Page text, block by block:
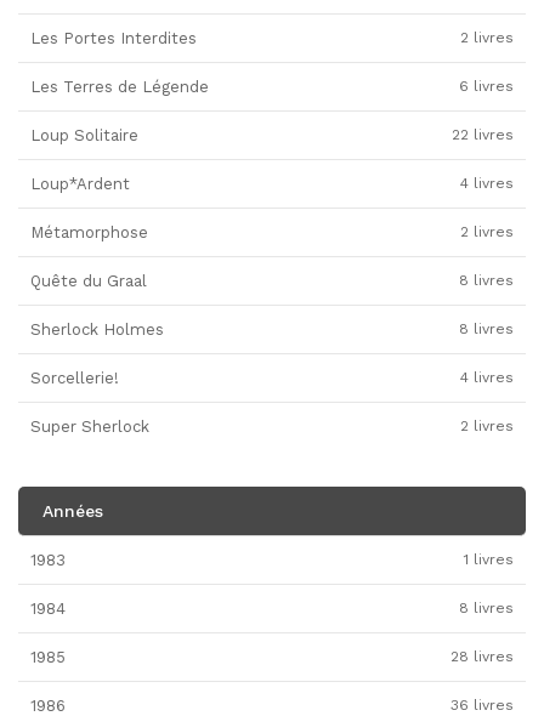
Les Portes Interdites 2 livres
Les Terres de Légende 6 livres
Loup Solitaire 22 livres
Loup*Ardent 4 livres
Métamorphose 2 livres
Quête du Graal 8 livres
Sherlock Holmes 8 livres
Sorcellerie! 4 livres
Super Sherlock 2 livres
Années
1983 1 livres
1984 8 livres
1985 28 livres
1986 36 livres